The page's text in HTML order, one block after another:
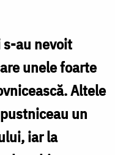
s-au nevoit
unele foarte
Altele
un
iar la